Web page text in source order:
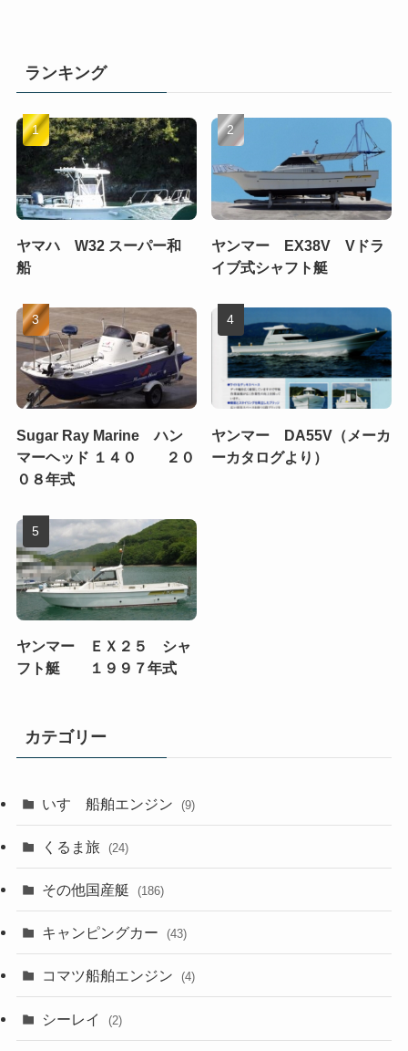
ランキング
ヤマハ W32 スーパー和
船
ヤンマー EX38V Vドラ
イブ式シャフト艇
Sugar Ray Marine ハン
マーヘッド １４０ ２０
０８年式
ヤンマー DA55V（メーカ
ーカタログより）
ヤンマー ＥＸ２５ シャ
フト艇 １９９７年式
カテゴリー
いすゞ船舶エンジン (9)
くるま旅 (24)
その他国産艇 (186)
キャンピングカー (43)
コマツ船舶エンジン (4)
シーレイ (2)